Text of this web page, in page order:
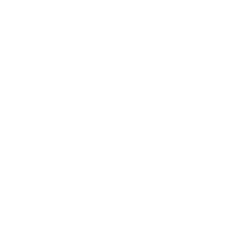
prin Centrul de
de birouri până în hala
este clar vizibil